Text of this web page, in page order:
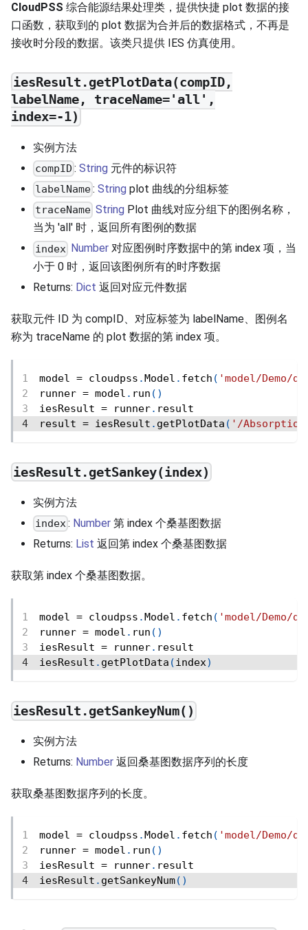
CloudPSS 综合能源结果处理类，提供快捷 plot 数据的接
口函数，获取到的 plot 数据为合并后的数据格式，不再是
接收时分段的数据。该类只提供 IES 仿真使用。
iesResult.getPlotData(compID,
labelName, traceName='all',
index=-1)
实例方法
compID :String 元件的标识符
labelName:String plot 曲线的分组标签
traceName String Plot 曲线对应分组下的图例名称，
当为 'all' 时，返回所有图例的数据
index Number 对应图例时序数据中的第 index 项，当
小于 0 时，返回该图例所有的时序数据
Returns: Dict 返回对应元件数据
获取元件 ID 为 compID、对应标签为 labelName、图例名
称为 traceName 的 plot 数据的第 index 项。
model = cloudpss .Model . fetch ( 'model/Demo/
runner = model . run ( )
iesResult = runner. result
result = iesResult . getPlotData ( '/
iesResult.getSankey(index)
实例方法
index: Number 第 index 个桑基图数据
Returns: List 返回第 index 个桑基图数据
获取第 index 个桑基图数据。
model = cloudpss .Model . fetch ( 'model/Demo/
runner = model . run ( )
iesResult = runner. result
iesResult . getPlotData (index)
iesResult.getSankeyNum()
实例方法
Returns: Number 返回桑基图数据序列的长度
获取桑基图数据序列的长度。
model = cloudpss . Model . fetch ( 'model/Demo/
runner = model . run ( )
iesResult = runner. result
iesResult . getSankeyNum( )